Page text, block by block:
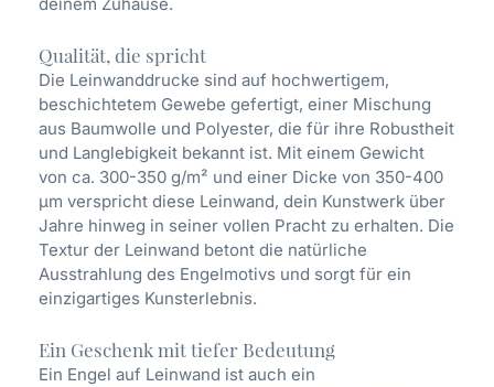
Qualität, die spricht
Die Leinwanddrucke sind auf hochwertigem,
beschichtetem Gewebe gefertigt, einer Mischung
aus Baumwolle und Polyester, die für ihre Robustheit
und Langlebigkeit bekannt ist. Mit einem Gewicht
von ca. 300-350 g/m² und einer Dicke von 350-400
µm verspricht diese Leinwand, dein Kunstwerk über
Jahre hinweg in seiner vollen Pracht zu erhalten. Die
Textur der Leinwand betont die natürliche
Ausstrahlung des Engelmotivs und sorgt für ein
einzigartiges Kunsterlebnis.
Ein Geschenk mit tiefer Bedeutung
Ein Engel auf Leinwand ist auch ein